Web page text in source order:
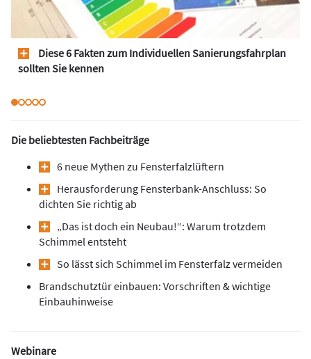
Diese 6 Fakten zum Individuellen Sanierungsfahrplan
sollten Sie kennen
Die beliebtesten Fachbeiträge
6 neue Mythen zu Fensterfalzlüftern
Herausforderung Fensterbank-Anschluss: So
dichten Sie richtig ab
„Das ist doch ein Neubau!“: Warum trotzdem
Schimmel entsteht
So lässt sich Schimmel im Fensterfalz vermeiden
Brandschutztür einbauen: Vorschriften & wichtige
Einbauhinweise
Webinare